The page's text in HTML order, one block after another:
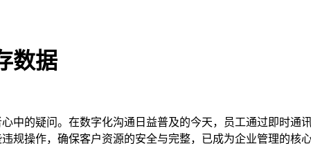
数据
中的疑问。在数字化沟通日益普及的今天，员工通过即时通
规操作，确保客户资源的安全与完整，已成为企业管理的核心